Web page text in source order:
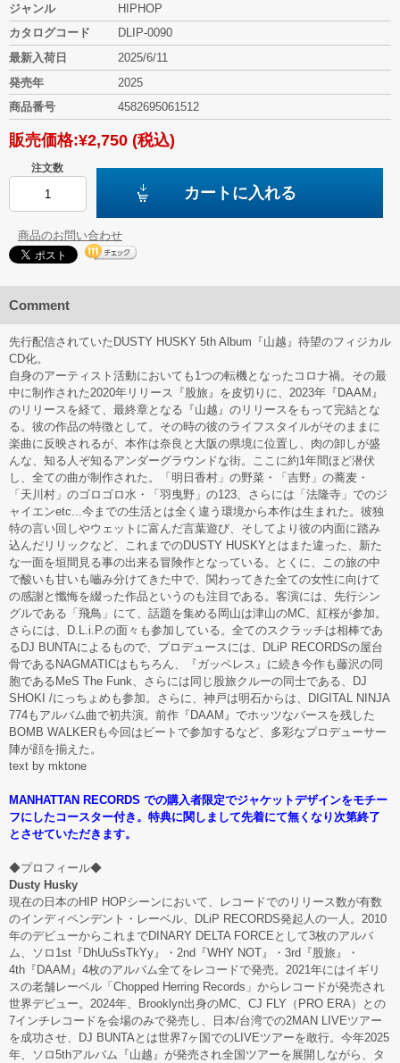
ジャンル
HIPHOP
カタログコード
DLIP-0090
最新入荷日
2025/6/11
発売年
2025
商品番号
4582695061512
販売価格:¥2,750 (税込)
注文数
カートに入れる
商品のお問い合わせ
Comment
先行配信されていたDUSTY HUSKY 5th Album『山越』待望のフィジカル
CD化。
自身のアーティスト活動においても1つの転機となったコロナ禍。その最
中に制作された2020年リリース『股旅』を皮切りに、2023年『DAAM』
のリリースを経て、最終章となる『山越』のリリースをもって完結とな
る。彼の作品の特徴として。その時の彼のライフスタイルがそのままに
楽曲に反映されるが、本作は奈良と大阪の県境に位置し、肉の卸しが盛
んな、知る人ぞ知るアンダーグラウンドな街。ここに約1年間ほど潜伏
し、全ての曲が制作された。「明日香村」の野菜・「吉野」の蕎麦・
「天川村」のゴロゴロ水・「羽曳野」の123、さらには「法隆寺」でのジ
ャイエンetc...今までの生活とは全く違う環境から本作は生まれた。彼独
特の言い回しやウェットに富んだ言葉遊び、そしてより彼の内面に踏み
込んだリリックなど、これまでのDUSTY HUSKYとはまた違った、新た
な一面を垣間見る事の出来る冒険作となっている。とくに、この旅の中
で酸いも甘いも嚙み分けてきた中で、関わってきた全ての女性に向けて
の感謝と懺悔を綴った作品というのも注目である。客演には、先行シン
グルである「飛鳥」にて、話題を集める岡山は津山のMC、紅桜が参加。
さらには、D.L.i.P.の面々も参加している。全てのスクラッチは相棒であ
るDJ BUNTAによるもので、プロデュースには、DLiP RECORDSの屋台
骨であるNAGMATICはもちろん、『ガッペレス』に続き今作も藤沢の同
胞であるMeS The Funk、さらには同じ股旅クルーの同士である、DJ
SHOKI /にっちょめも参加。さらに、神戸は明石からは、DIGITAL NINJA
774もアルバム曲で初共演。前作『DAAM』でホッツなバースを残した
BOMB WALKERも今回はビートで参加するなど、多彩なプロデューサー
陣が顔を揃えた。
text by mktone
MANHATTAN RECORDS での購入者限定でジャケットデザインをモチー
フにしたコースター付き。特典に関しまして先着にて無くなり次第終了
とさせていただきます。
◆プロフィール◆
Dusty Husky
現在の日本のHIP HOPシーンにおいて、レコードでのリリース数が有数
のインディペンデント・レーベル、DLiP RECORDS発起人の一人。2010
年のデビューからこれまでDINARY DELTA FORCEとして3枚のアルバ
ム、ソロ1st『DhUuSsTkYy』・2nd『WHY NOT』・3rd『股旅』・
4th『DAAM』4枚のアルバム全てをレコードで発売。2021年にはイギリ
スの老舗レーベル「Chopped Herring Records」からレコードが発売され
世界デビュー。2024年、Brooklyn出身のMC、CJ FLY（PRO ERA）との
7インチレコードを会場のみで発売し、日本/台湾での2MAN LIVEツアー
を成功させ、DJ BUNTAとは世界7ヶ国でのLIVEツアーを敢行。今年2025
年、ソロ5thアルバム『山越』が発売され全国ツアーを展開しながら、タ